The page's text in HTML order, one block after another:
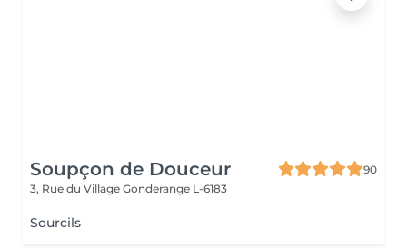
Soupçon de Douceur
90
3, Rue du Village Gonderange L-6183
Sourcils